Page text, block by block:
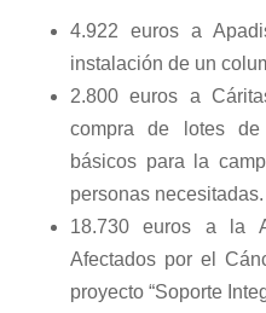
4.922 euros a
instalación de un
2.800 euros a
compra de lotes
básicos para la
personas necesitadas.
18.730 euros a la
Afectados por el
proyecto “Soporte